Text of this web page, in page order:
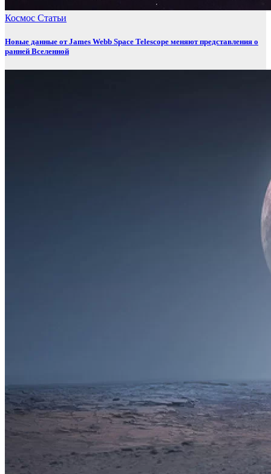
Космос Статьи
Новые данные от James Webb Space Telescope меняют представления о
ранней Вселенной